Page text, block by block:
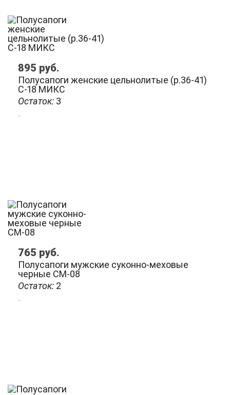
Остаток: 3
Полусапоги женские цельнолитые (р.36-41)
С-18 МИКС
895 руб.
Остаток: 2
Полусапоги мужские суконно-меховые
черные СМ-08
765 руб.